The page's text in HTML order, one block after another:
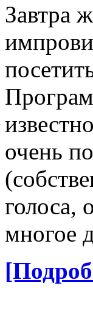
Завтра
очень
голоса,
многое